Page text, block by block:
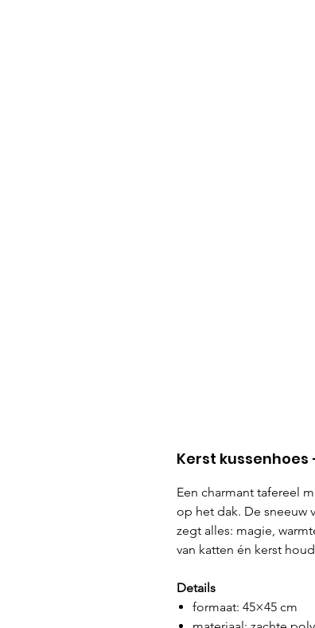
Kerst
Een charmant tafereel
op het dak. De sneeuw
zegt alles: magie,
van katten én kerst
Details
formaat: 45×45 cm